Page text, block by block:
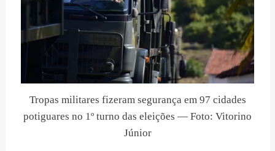
Tropas militares fizeram segurança em 97 cidades
potiguares no 1º turno das eleições — Foto: Vitorino
Júnior